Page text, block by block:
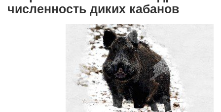
численность диких кабанов